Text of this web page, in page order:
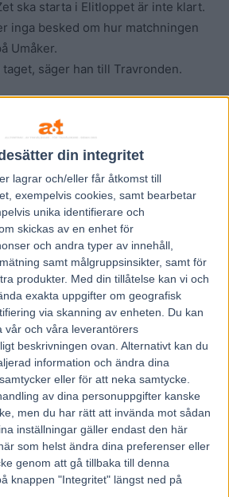
din integritet
lagrar och/eller får åtkomst till
exempelvis cookies, samt bearbetar
unika identifierare och
skickas av en enhet för
och andra typer av innehåll,
samt målgruppsinsikter, samt för
produkter. Med din tillåtelse kan vi och
exakta uppgifter om geografisk
via skanning av enheten. Du kan
vår och våra leverantörers
beskrivningen ovan. Alternativt kan du
information och ändra dina
eller för att neka samtycke.
av dina personuppgifter kanske
men du har rätt att invända mot sådan
inställningar gäller endast den här
som helst ändra dina preferenser eller
genom att gå tillbaka till denna
knappen "Integritet" längst ned på
ska starta i Elitloppet är inte klart.
inga besked om hur matchningen
Umåker.
säger han till Travronden.
kan
Nästa artikel
Inför V75 ÖREBRO:
Uppstickare på hemmaplan
ARTIKLAR
Svanstedt sjätte svensk i
of Fame i USA
2026
licens för travtränare